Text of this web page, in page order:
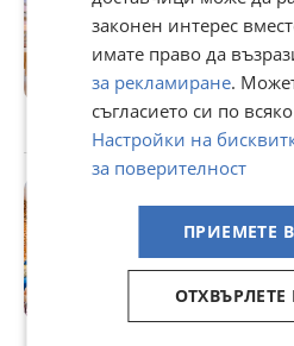
615 000
1 202
Не се
гр. София,
595 000
1 163
законен интерес
имате право да
за рекламиране.
съгласието си по
Настройки на
за поверителност
ПРИЕМЕТЕ